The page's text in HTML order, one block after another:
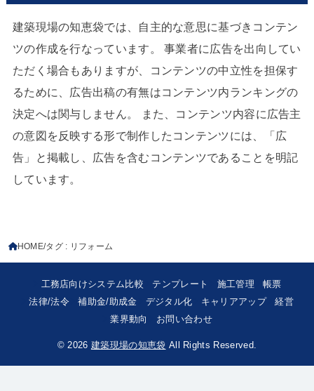
建築現場の知恵袋では、自主的な意思に基づきコンテン
ツの作成を行なっています。 事業者に広告を出向してい
ただく場合もありますが、コンテンツの中立性を担保す
るために、広告出稿の有無はコンテンツ内ランキングの
決定へは関与しません。 また、コンテンツ内容に広告主
の意図を反映する形で制作したコンテンツには、「広
告」と掲載し、広告を含むコンテンツであることを明記
しています。
HOME タグ : リフォーム
工務店向けシステム比較 テンプレート 施工管理
帳票
法律/法令
補助金/助成金 デジタル化 キャリアアップ
経営
業界動向
お問い合わせ
© 2026 建築現場の知恵袋 All Rights Reserved.